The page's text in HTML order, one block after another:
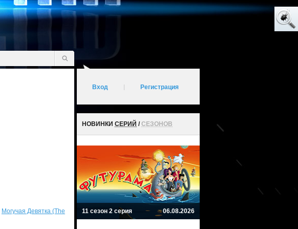
Могучая Девятка (The
Вход Регистрация
НОВИНКИ СЕРИЙ /СЕЗОНОВ
11 сезон 2 серия 06.08.2026